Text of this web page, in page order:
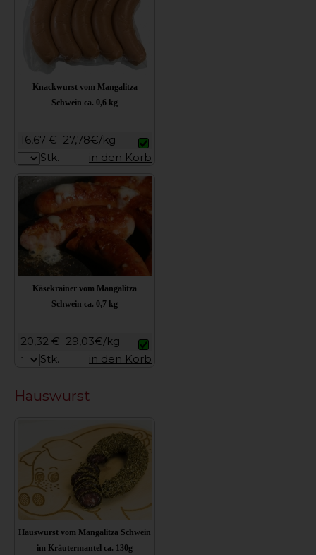
Knackwurst vom Mangalitza
Schwein ca. 0,6 kg
16,67 € 27,78€/kg
Stk.
in den Korb
Käsekrainer vom Mangalitza
Schwein ca. 0,7 kg
20,32 € 29,03€/kg
Stk.
in den Korb
Hauswurst
Hauswurst vom Mangalitza Schwein
im Kräutermantel ca. 130g